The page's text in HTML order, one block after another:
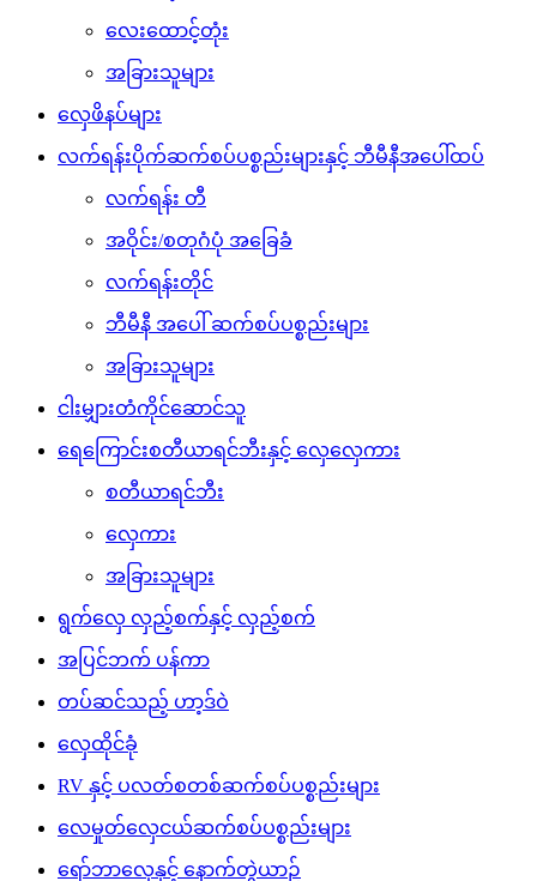
လေးထောင့်တုံး
အခြားသူများ
လှေဖိနပ်များ
လက်ရန်းပိုက်ဆက်စပ်ပစ္စည်းများနှင့် ဘီမီနီအပေါ်ထပ်
လက်ရန်း တီ
အဝိုင်း/စတုဂံပုံ အခြေခံ
လက်ရန်းတိုင်
ဘီမီနီ အပေါ် ဆက်စပ်ပစ္စည်းများ
အခြားသူများ
ငါးမျှားတံကိုင်ဆောင်သူ
ရေကြောင်းစတီယာရင်ဘီးနှင့် လှေလှေကား
စတီယာရင်ဘီး
လှေကား
အခြားသူများ
ရွက်လှေ လှည့်စက်နှင့် လှည့်စက်
အပြင်ဘက် ပန်ကာ
တပ်ဆင်သည့် ဟာ့ဒ်ဝဲ
လှေထိုင်ခုံ
RV နှင့် ပလတ်စတစ်ဆက်စပ်ပစ္စည်းများ
လေမှုတ်လှေငယ်ဆက်စပ်ပစ္စည်းများ
ရော်ဘာလှေနှင့် နောက်တွဲယာဉ်